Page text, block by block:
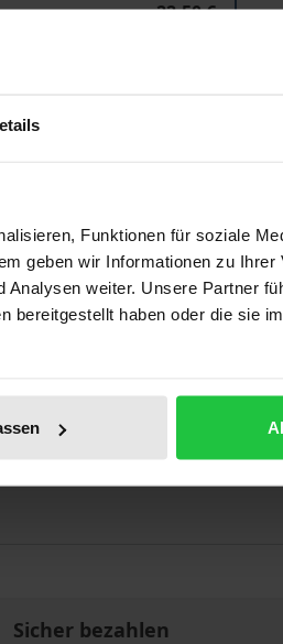
Funktionen für soziale
geben wir Informationen zu Ihrer
weiter. Unsere Partner
bereitgestellt haben oder die sie
22,50 €
Angaben
gesamten sozialen
und heilen. Der unlösbare
im Hinblick auf Hilfen bei
Sicher bezahlen